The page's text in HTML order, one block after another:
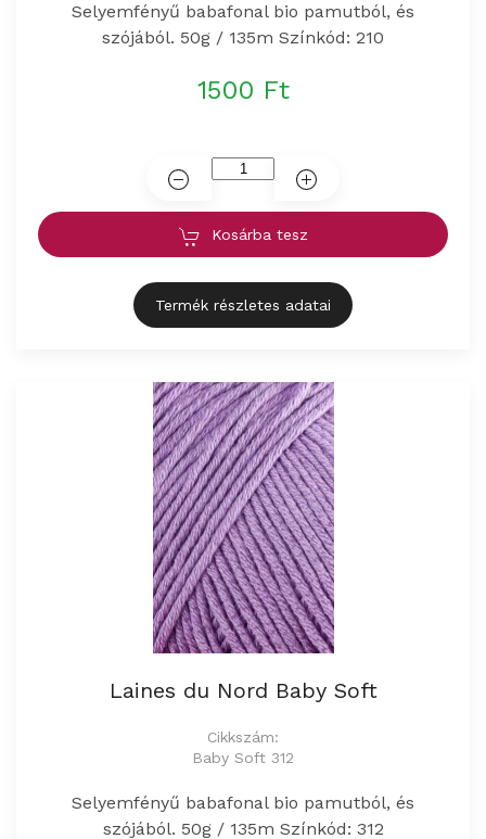
Selyemfényű babafonal bio pamutból, és
szójából. 50g / 135m Színkód: 210
1500 Ft
Kosárba tesz
Termék részletes adatai
Laines du Nord Baby Soft
Cikkszám:
Baby Soft 312
Selyemfényű babafonal bio pamutból, és
szójából. 50g / 135m Színkód: 312